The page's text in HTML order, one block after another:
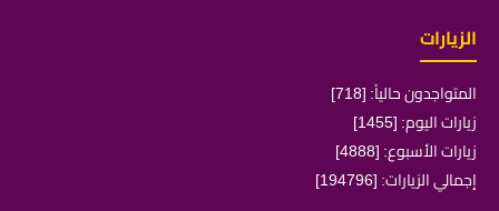
الزيارات
المتواجدون حالياً: [718]
زيارات اليوم: [1455]
زيارات الأسبوع: [4888]
إجمالي الزيارات: [194796]